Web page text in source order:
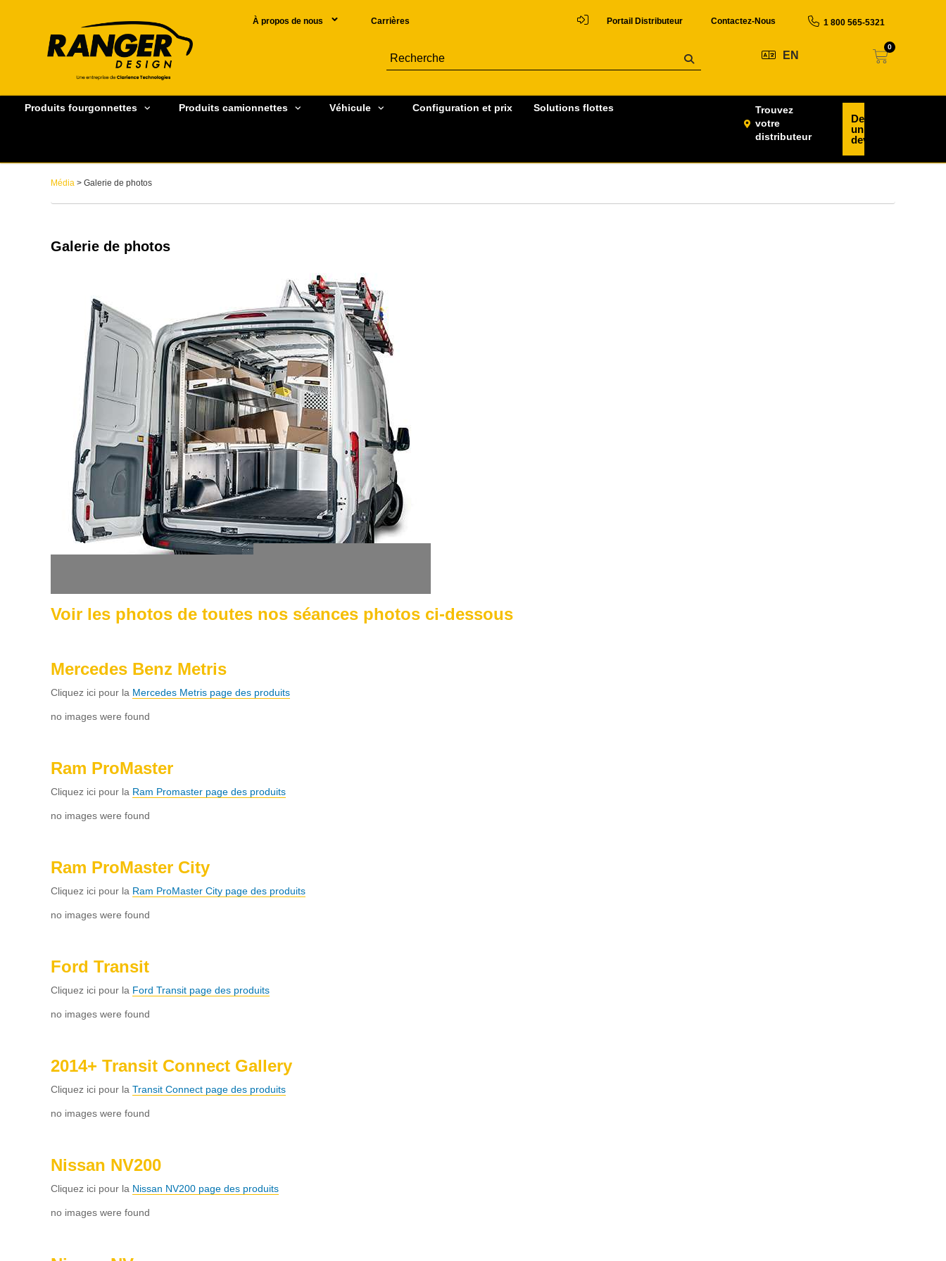
À propos de nous Carrières Portail Distributeur Contactez-Nous 1 800 565-5321
EN
0
Produits fourgonnettes Produits camionnettes Véhicule Configuration et prix Solutions flottes
Trouvez
votre
distributeur
Demander
un
devis
Média > Galerie de photos
Galerie de photos
Voir les photos de toutes nos séances photos ci-dessous
Mercedes Benz Metris
Cliquez ici pour la Mercedes Metris page des produits
no images were found
Ram ProMaster
Cliquez ici pour la Ram Promaster page des produits
no images were found
Ram ProMaster City
Cliquez ici pour la Ram ProMaster City page des produits
no images were found
Ford Transit
Cliquez ici pour la Ford Transit page des produits
no images were found
2014+ Transit Connect Gallery
Cliquez ici pour la Transit Connect page des produits
no images were found
Nissan NV200
Cliquez ici pour la Nissan NV200 page des produits
no images were found